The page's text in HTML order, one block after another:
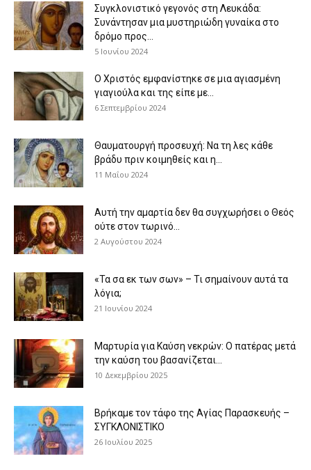
Συγκλονιστικό γεγονός στη Λευκάδα:
Συνάντησαν μια μυστηριώδη γυναίκα στο
δρόμο προς...
5 Ιουνίου 2024
Ο Χριστός εμφανίστηκε σε μια αγιασμένη
γιαγιούλα και της είπε με...
6 Σεπτεμβρίου 2024
Θαυματουργή προσευχή: Να τη λες κάθε
βράδυ πριν κοιμηθείς και η...
11 Μαΐου 2024
Αυτή την αμαρτία δεν θα συγχωρήσει ο Θεός
ούτε στον τωρινό...
2 Αυγούστου 2024
«Τα σα εκ των σων» – Τι σημαίνουν αυτά τα
λόγια;
21 Ιουνίου 2024
Μαρτυρία για Καύση νεκρών: Ο πατέρας μετά
την καύση του βασανίζεται...
10 Δεκεμβρίου 2025
Βρήκαμε τον τάφο της Αγίας Παρασκευής –
ΣΥΓΚΛΟΝΙΣΤΙΚΟ
26 Ιουλίου 2025